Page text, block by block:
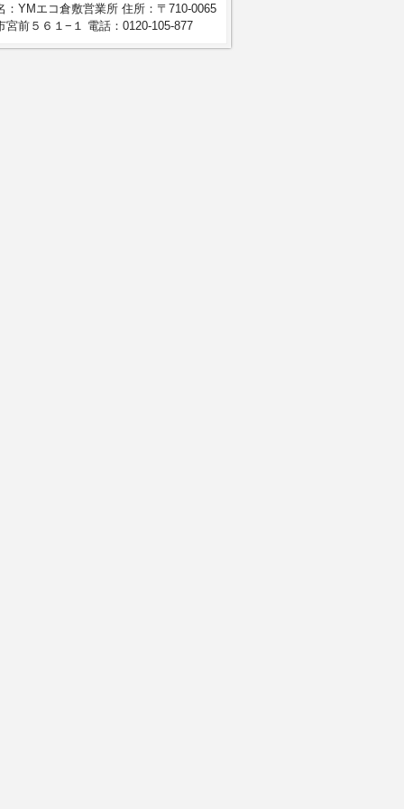
：YMエコ倉敷営業所 住所：〒710-0065
宮前５６１−１ 電話：0120-105-877